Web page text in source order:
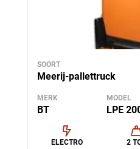
SOORT
Meerij-pallettruck
MERK
BT
MODEL
LPE
ELECTRO 2